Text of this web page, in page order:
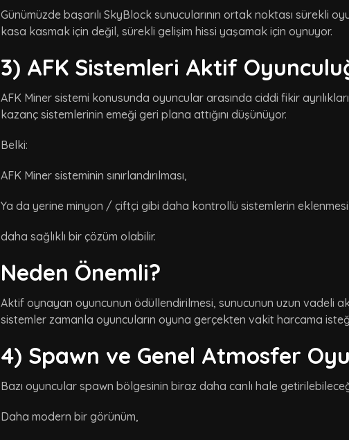
Günümüzde başarılı SkyBlock sunucularının ortak noktası sürekli
kasa kasmak için değil, sürekli gelişim hissi yaşamak için oynuyor.
3) AFK Sistemleri Aktif
AFK Miner sistemi konusunda oyuncular arasında ciddi fikir
kazanç sistemlerinin emeği geri plana attığını düşünüyor.
Belki:
AFK Miner sisteminin sınırlandırılması,
Ya da yerine minyon / çiftçi gibi daha kontrollü sistemlerin eklenmesi
daha sağlıklı bir çözüm olabilir.
Neden Önemli?
Aktif oynayan oyuncunun ödüllendirilmesi, sunucunun uzun vadeli
sistemler zamanla oyuncuların oyuna gerçekten vakit harcama
4) Spawn ve Genel Atmosfer
Bazı oyuncular spawn bölgesinin biraz daha canlı hale
Daha modern bir görünüm,